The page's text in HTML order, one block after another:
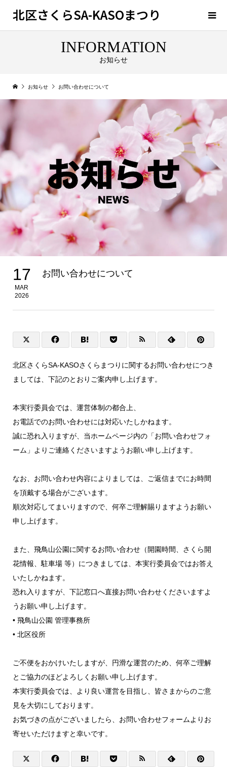
北区さくらSA-KASOまつり
INFORMATION
お知らせ
お知らせ お問い合わせについて
17
MAR
2026
お問い合わせについて
北区さくらSA-KASOさくらまつりに関するお問い合わせにつき
ましては、下記のとおりご案内申し上げます。
本実行委員会では、運営体制の都合上、
お電話でのお問い合わせには対応いたしかねます。
誠に恐れ入りますが、当ホームページ内の「お問い合わせフォ
ーム」よりご連絡くださいますようお願い申し上げます。
なお、お問い合わせ内容によりましては、ご返信までにお時間
を頂戴する場合がございます。
順次対応してまいりますので、何卒ご理解賜りますようお願い
申し上げます。
また、飛鳥山公園に関するお問い合わせ（開園時間、さくら開
花情報、駐車場 等）につきましては、本実行委員会ではお答え
いたしかねます。
恐れ入りますが、下記窓口へ直接お問い合わせくださいますよ
うお願い申し上げます。
• 飛鳥山公園 管理事務所
• 北区役所
ご不便をおかけいたしますが、円滑な運営のため、何卒ご理解
とご協力のほどよろしくお願い申し上げます。
本実行委員会では、より良い運営を目指し、皆さまからのご意
見を大切にしております。
お気づきの点がございましたら、お問い合わせフォームよりお
寄せいただけますと幸いです。